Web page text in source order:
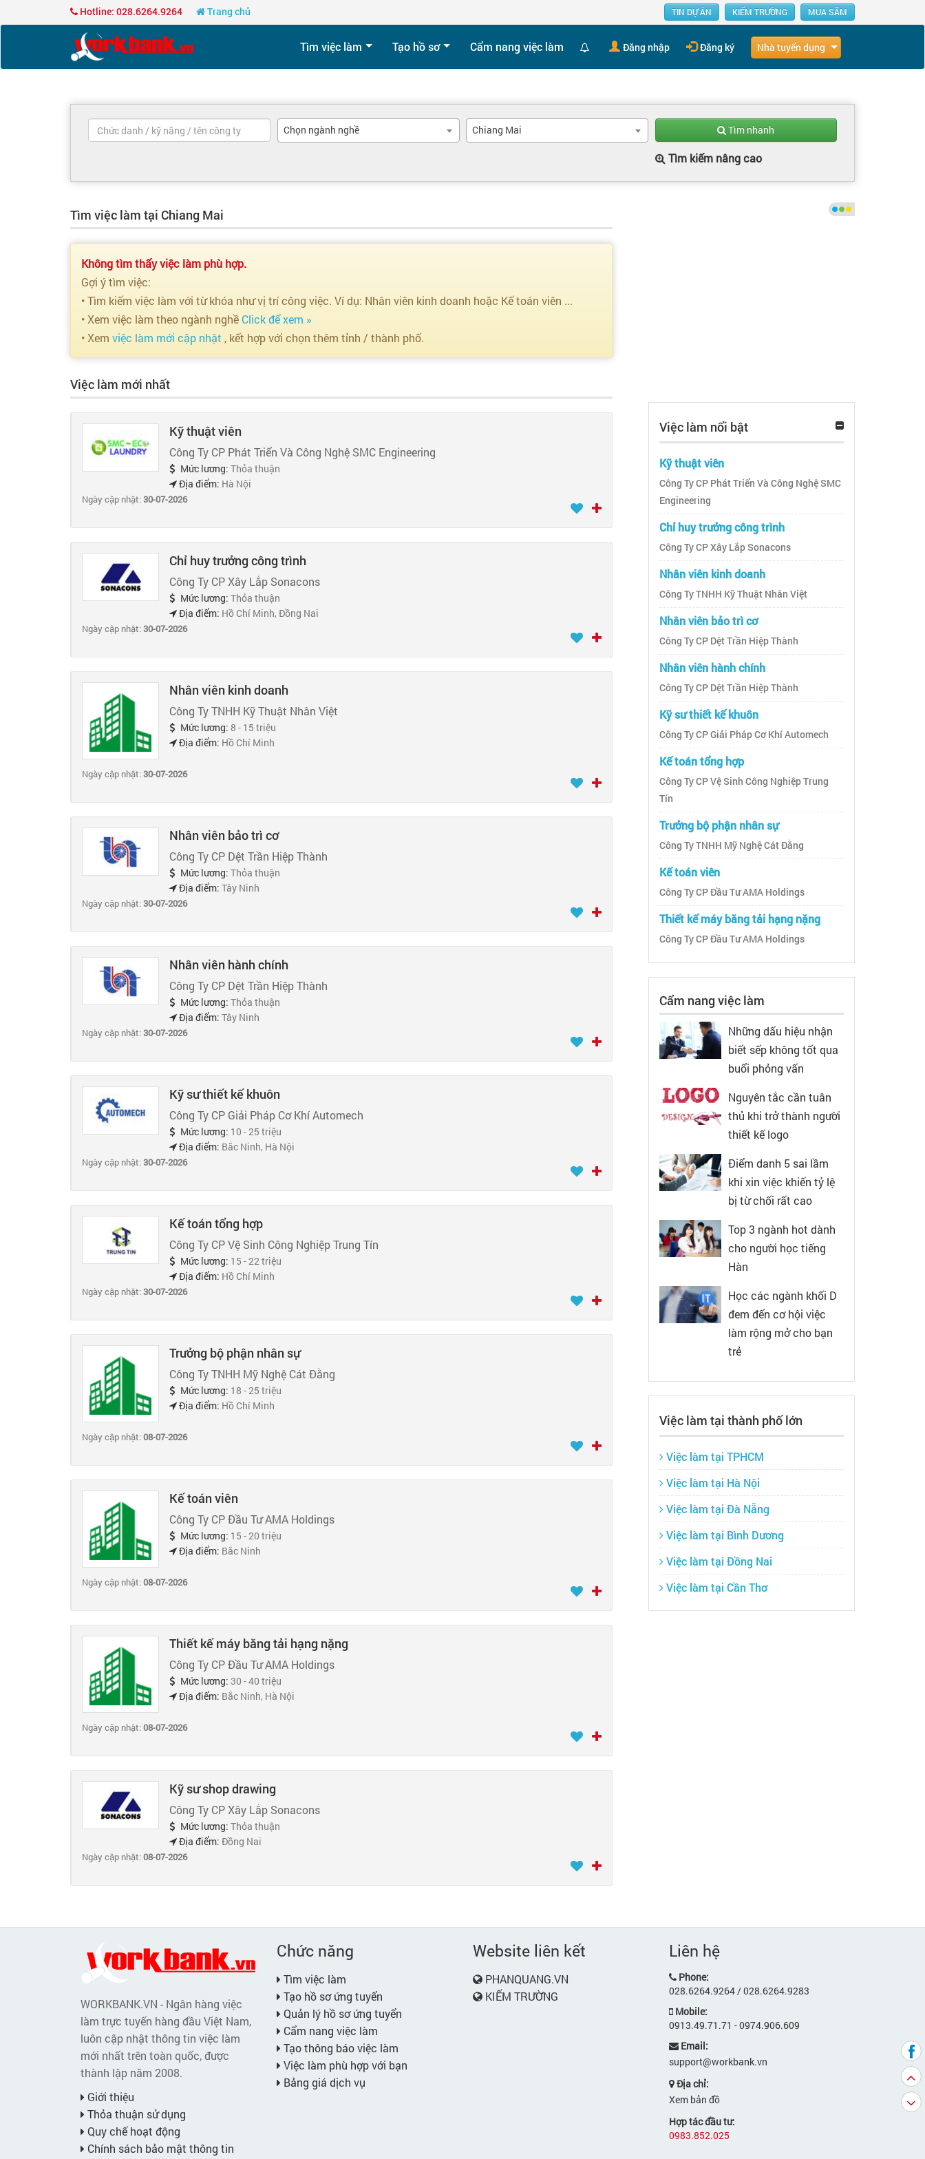
Hotline: 028.6264.9264 Trang chủ TIN DỰ ÁN KIẾM TRƯỜNG MUA SẮM
Tìm việc làm Tạo hồ sơ Cẩm nang việc làm Đăng nhập Đăng ký Nhà tuyển dụng
Chọn ngành nghề Chiang Mai Tìm nhanh
Tìm kiếm nâng cao
Tìm việc làm tại Chiang Mai
Không tìm thấy việc làm phù hợp.
Gợi ý tìm việc:
• Tìm kiếm việc làm với từ khóa như vị trí công việc. Ví dụ: Nhân viên kinh doanh hoặc Kế toán viên ...
• Xem việc làm theo ngành nghề Click để xem »
• Xem việc làm mới cập nhật , kết hợp với chọn thêm tỉnh / thành phố.
Việc làm mới nhất
Kỹ thuật viên
Công Ty CP Phát Triển Và Công Nghệ SMC Engineering
Mức lương: Thỏa thuận
Địa điểm: Hà Nội
Ngày cập nhật:30-07-2026
Chỉ huy trưởng công trình
Công Ty CP Xây Lắp Sonacons
Mức lương: Thỏa thuận
Địa điểm: Hồ Chí Minh, Đồng Nai
Ngày cập nhật:30-07-2026
Nhân viên kinh doanh
Công Ty TNHH Kỹ Thuật Nhân Việt
Mức lương: 8 - 15 triệu
Địa điểm: Hồ Chí Minh
Ngày cập nhật:30-07-2026
Nhân viên bảo trì cơ
Công Ty CP Dệt Trần Hiệp Thành
Mức lương: Thỏa thuận
Địa điểm: Tây Ninh
Ngày cập nhật:30-07-2026
Nhân viên hành chính
Công Ty CP Dệt Trần Hiệp Thành
Mức lương: Thỏa thuận
Địa điểm: Tây Ninh
Ngày cập nhật:30-07-2026
Kỹ sư thiết kế khuôn
Công Ty CP Giải Pháp Cơ Khí Automech
Mức lương: 10 - 25 triệu
Địa điểm: Bắc Ninh, Hà Nội
Ngày cập nhật:30-07-2026
Kế toán tổng hợp
Công Ty CP Vệ Sinh Công Nghiệp Trung Tín
Mức lương: 15 - 22 triệu
Địa điểm: Hồ Chí Minh
Ngày cập nhật:30-07-2026
Trưởng bộ phận nhân sự
Công Ty TNHH Mỹ Nghệ Cát Đằng
Mức lương: 18 - 25 triệu
Địa điểm: Hồ Chí Minh
Ngày cập nhật:08-07-2026
Kế toán viên
Công Ty CP Đầu Tư AMA Holdings
Mức lương: 15 - 20 triệu
Địa điểm: Bắc Ninh
Ngày cập nhật:08-07-2026
Thiết kế máy băng tải hạng nặng
Công Ty CP Đầu Tư AMA Holdings
Mức lương: 30 - 40 triệu
Địa điểm: Bắc Ninh, Hà Nội
Ngày cập nhật:08-07-2026
Kỹ sư shop drawing
Công Ty CP Xây Lắp Sonacons
Mức lương: Thỏa thuận
Địa điểm: Đồng Nai
Ngày cập nhật:08-07-2026
Việc làm nổi bật
Kỹ thuật viên
Công Ty CP Phát Triển Và Công Nghệ SMC
Engineering
Chỉ huy trưởng công trình
Công Ty CP Xây Lắp Sonacons
Nhân viên kinh doanh
Công Ty TNHH Kỹ Thuật Nhân Việt
Nhân viên bảo trì cơ
Công Ty CP Dệt Trần Hiệp Thành
Nhân viên hành chính
Công Ty CP Dệt Trần Hiệp Thành
Kỹ sư thiết kế khuôn
Công Ty CP Giải Pháp Cơ Khí Automech
Kế toán tổng hợp
Công Ty CP Vệ Sinh Công Nghiệp Trung
Tín
Trưởng bộ phận nhân sự
Công Ty TNHH Mỹ Nghệ Cát Đằng
Kế toán viên
Công Ty CP Đầu Tư AMA Holdings
Thiết kế máy băng tải hạng nặng
Công Ty CP Đầu Tư AMA Holdings
Cẩm nang việc làm
Những dấu hiệu nhận
biết sếp không tốt qua
buổi phỏng vấn
Nguyên tắc cần tuân
thủ khi trở thành người
thiết kế logo
Điểm danh 5 sai lầm
khi xin việc khiến tỷ lệ
bị từ chối rất cao
Top 3 ngành hot dành
cho người học tiếng
Hàn
Học các ngành khối D
đem đến cơ hội việc
làm rộng mở cho bạn
trẻ
Việc làm tại thành phố lớn
Việc làm tại TPHCM
Việc làm tại Hà Nội
Việc làm tại Đà Nẵng
Việc làm tại Bình Dương
Việc làm tại Đồng Nai
Việc làm tại Cần Thơ
WORKBANK.VN - Ngân hàng việc
làm trực tuyến hàng đầu Việt Nam,
luôn cập nhật thông tin việc làm
mới nhất trên toàn quốc, được
thành lập năm 2008.
Giới thiệu
Thỏa thuận sử dụng
Quy chế hoạt động
Chính sách bảo mật thông tin
Chức năng
Tìm việc làm
Tạo hồ sơ ứng tuyển
Quản lý hồ sơ ứng tuyển
Cẩm nang việc làm
Tạo thông báo việc làm
Việc làm phù hợp với bạn
Bảng giá dịch vụ
Website liên kết
PHANQUANG.VN
KIẾM TRƯỜNG
Liên hệ
Phone:
028.6264.9264 / 028.6264.9283
Mobile:
0913.49.71.71 - 0974.906.609
Email:
support@workbank.vn
Địa chỉ:
Xem bản đồ
Hợp tác đầu tư:
0983.852.025